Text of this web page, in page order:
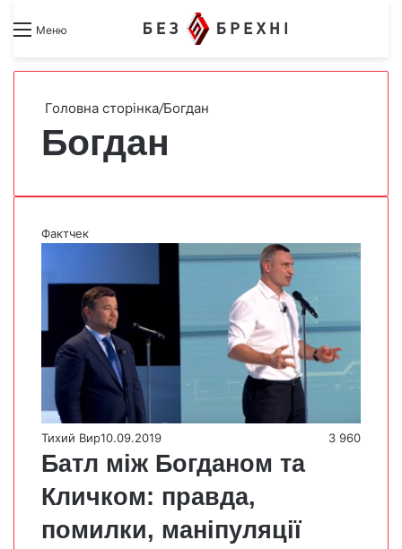
Меню Search forSwitch skin
Головна сторінка/Богдан
Богдан
Фактчек
Тихий Вир10.09.2019 3 960
Батл між Богданом та
Кличком: правда,
помилки, маніпуляції